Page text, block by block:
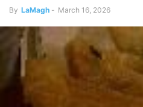
By LaMagh - March 16, 2026